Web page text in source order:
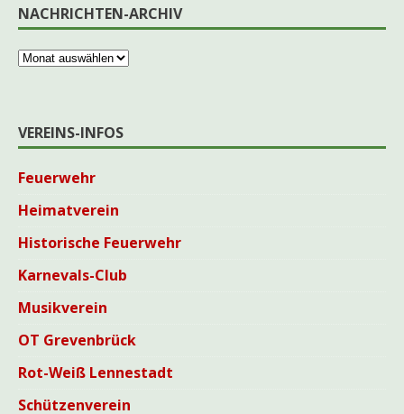
NACHRICHTEN-ARCHIV
VEREINS-INFOS
Feuerwehr
Heimatverein
Historische Feuerwehr
Karnevals-Club
Musikverein
OT Grevenbrück
Rot-Weiß Lennestadt
Schützenverein